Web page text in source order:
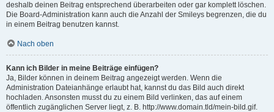
deshalb deinen Beitrag entsprechend überarbeiten oder gar komplett löschen.
Die Board-Administration kann auch die Anzahl der Smileys begrenzen, die du
in einem Beitrag benutzen kannst.
Nach oben
Kann ich Bilder in meine Beiträge einfügen?
Ja, Bilder können in deinem Beitrag angezeigt werden. Wenn die
Administration Dateianhänge erlaubt hat, kannst du das Bild auch direkt
hochladen. Ansonsten musst du zu einem Bild verlinken, das auf einem
öffentlich zugänglichen Server liegt, z. B. http://www.domain.tld/mein-bild.gif.